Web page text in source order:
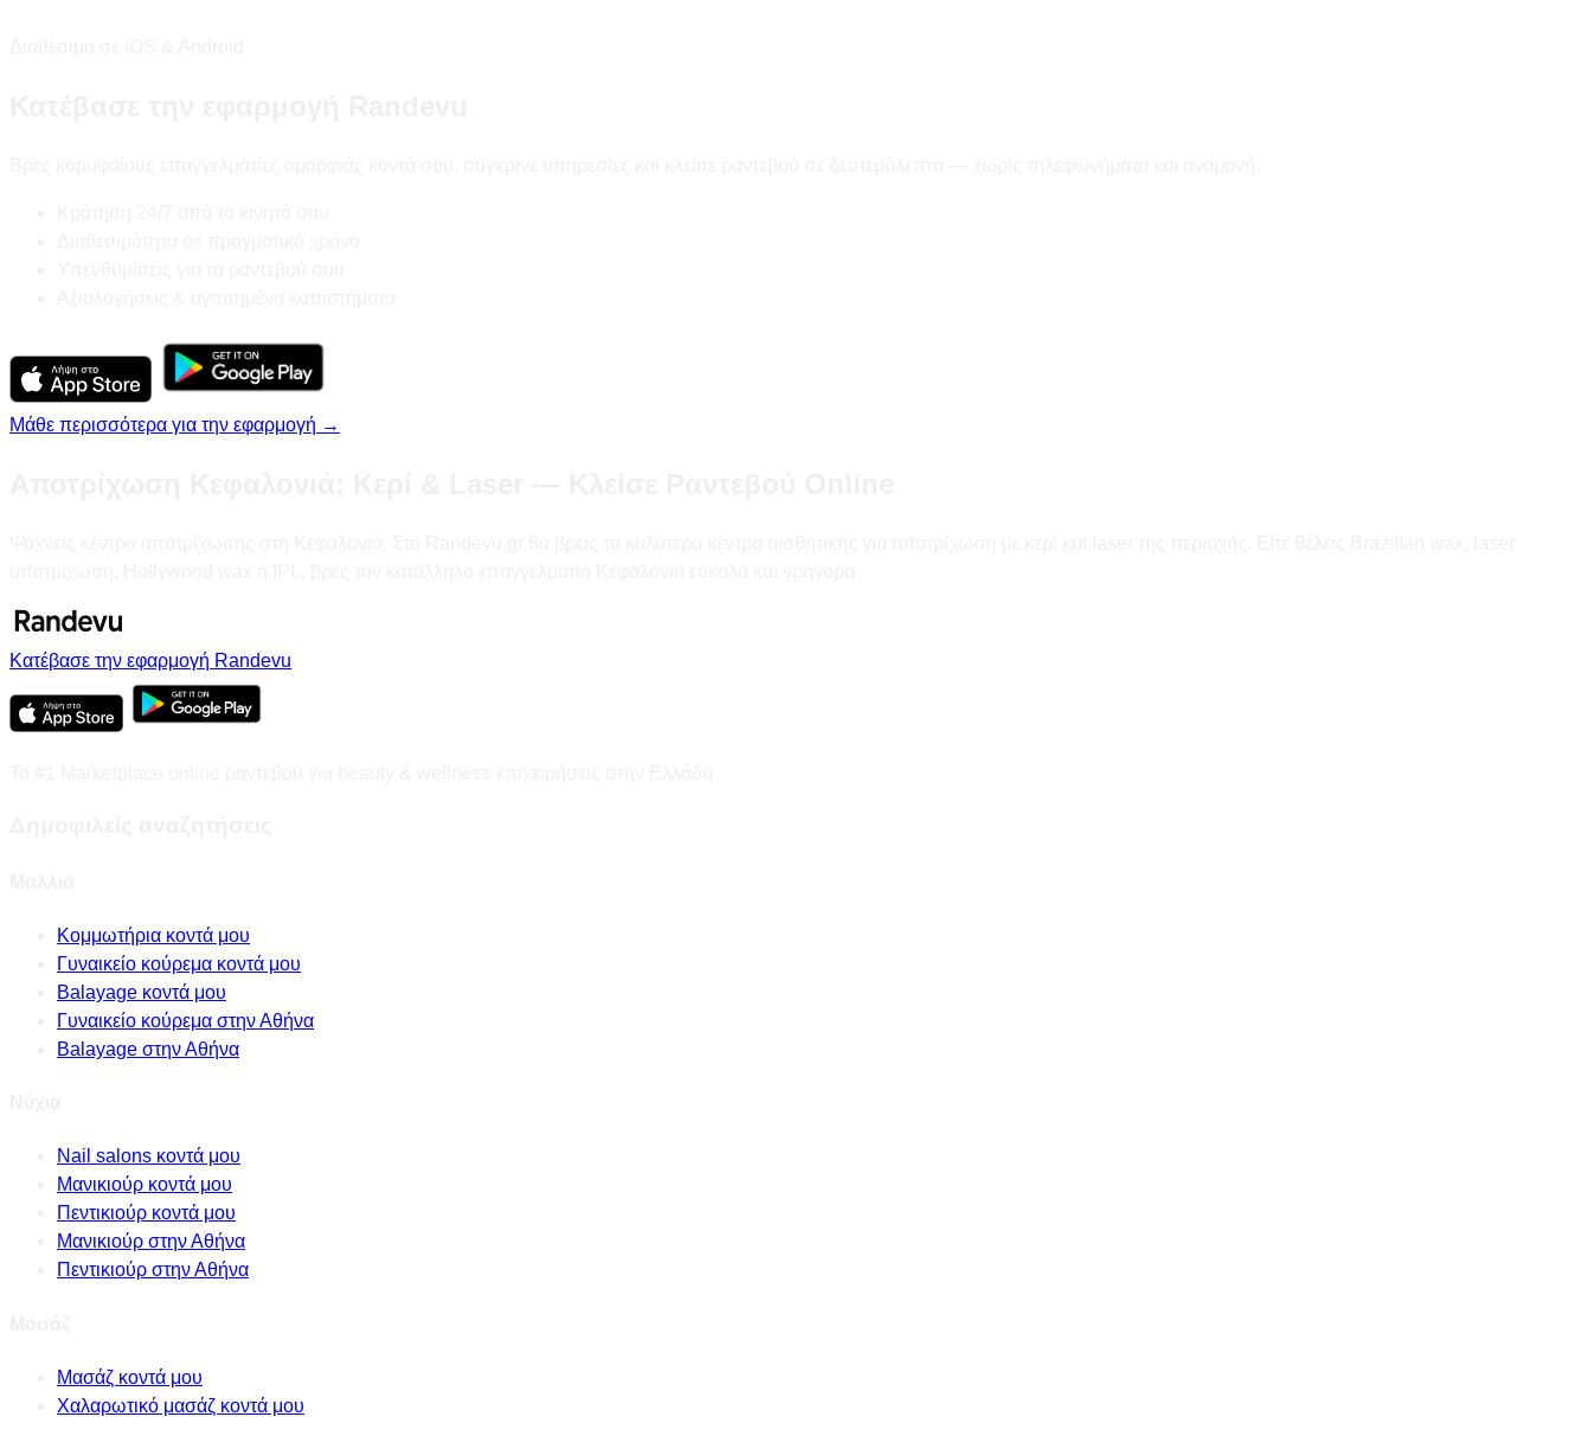
Μάθε περισσότερα για την εφαρμογή →
Κατέβασε την εφαρμογή Randevu
Κομμωτήρια κοντά μου
Γυναικείο κούρεμα κοντά μου
Balayage κοντά μου
Γυναικείο κούρεμα στην Αθήνα
Balayage στην Αθήνα
Nail salons κοντά μου
Μανικιούρ κοντά μου
Πεντικιούρ κοντά μου
Μανικιούρ στην Αθήνα
Πεντικιούρ στην Αθήνα
Μασάζ κοντά μου
Χαλαρωτικό μασάζ κοντά μου